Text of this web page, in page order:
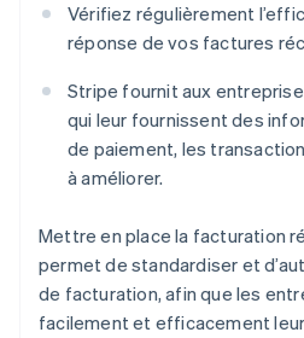
Vérifiez régulièrement
réponse de vos factures
Stripe fournit aux
qui leur fournissent des
de paiement, les
à améliorer.
Mettre en place la facturation
permet de standardiser et
de facturation, afin que les
facilement et efficacement